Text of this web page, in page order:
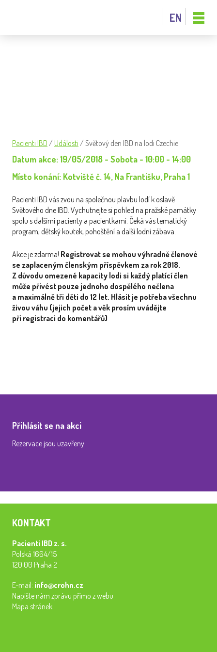
EN
Pacienti IBD / Události / Světový den IBD na lodi Czechie
Datum akce: 19/05/2018 - Sobota - 10:00 - 14:00
Místo konání: Kotviště č. 14, Na Františku, Praha 1
Pacienti IBD vás zvou na společnou plavbu lodí k oslavě
Světového dne IBD. Vychutnejte si pohled na pražské památky
spolu s dalšími pacienty a pacientkami. Čeká vás tematický
program, dětský koutek, pohoštění a další lodní zábava.
Akce je zdarma! Registrovat se mohou výhradně členové
se zaplaceným členským příspěvkem za rok 2018.
Z důvodu omezené kapacity lodi si každý platící člen
může přivést pouze jednoho dospělého nečlena
a maximálně tři děti do 12 let. Hlásit je potřeba všechnu
živou váhu (jejich počet a věk prosím uvádějte
při registraci do komentářů)
Přihlásit se na akci
Rezervace jsou uzavřeny.
KONTAKT
Pacienti IBD z. s.
Polská 1664/15
120 00 Praha 2
E-mail: info@crohn.cz
Napište nám zprávu přímo z webu
Mapa stránek